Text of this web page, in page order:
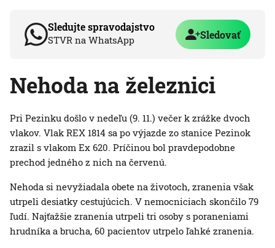
Sledujte spravodajstvo
STVR na WhatsApp Sledovať
Nehoda na železnici
Pri Pezinku došlo v nedeľu (9. 11.) večer k zrážke dvoch
vlakov. Vlak REX 1814 sa po výjazde zo stanice Pezinok
zrazil s vlakom Ex 620. Príčinou bol pravdepodobne
prechod jedného z nich na červenú.
Nehoda si nevyžiadala obete na životoch, zranenia však
utrpeli desiatky cestujúcich. V nemocniciach skončilo 79
ľudí. Najťažšie zranenia utrpeli tri osoby s poraneniami
hrudníka a brucha, 60 pacientov utrpelo ľahké zranenia.